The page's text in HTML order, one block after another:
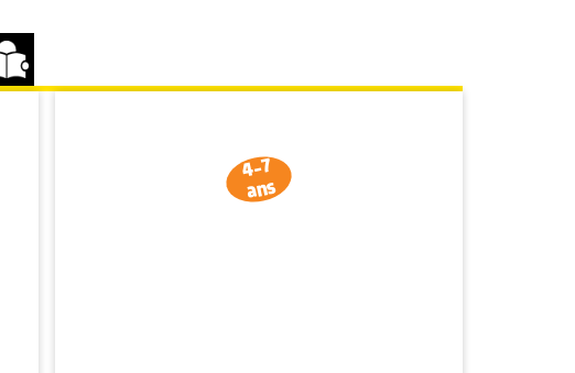
4-7
ans